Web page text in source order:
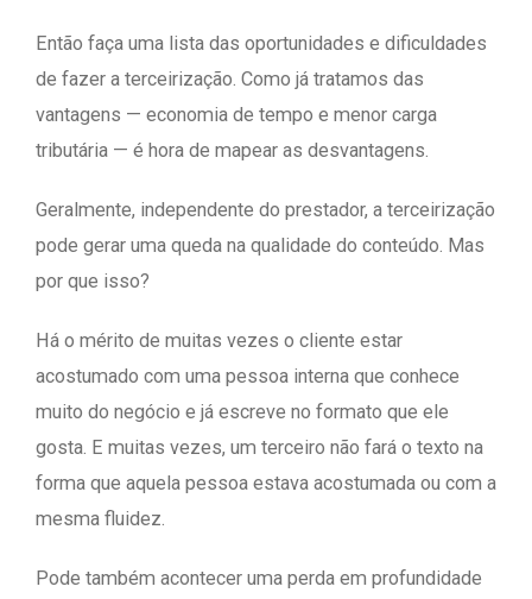
Então faça uma lista das oportunidades e dificuldades
de fazer a terceirização. Como já tratamos das
vantagens — economia de tempo e menor carga
tributária — é hora de mapear as desvantagens.
Geralmente, independente do prestador, a terceirização
pode gerar uma queda na qualidade do conteúdo. Mas
por que isso?
Há o mérito de muitas vezes o cliente estar
acostumado com uma pessoa interna que conhece
muito do negócio e já escreve no formato que ele
gosta. E muitas vezes, um terceiro não fará o texto na
forma que aquela pessoa estava acostumada ou com a
mesma fluidez.
Pode também acontecer uma perda em profundidade